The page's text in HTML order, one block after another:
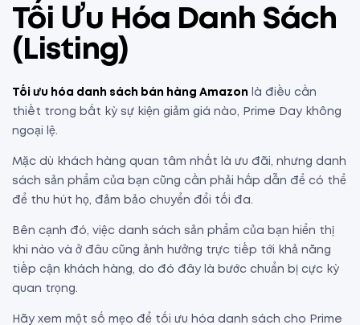
Tối Ưu Hóa Danh Sách
(Listing)
Tối ưu hóa danh sách bán hàng Amazon là điều cần
thiết trong bất kỳ sự kiện giảm giá nào, Prime Day không
ngoại lệ.
Mặc dù khách hàng quan tâm nhất là ưu đãi, nhưng danh
sách sản phẩm của bạn cũng cần phải hấp dẫn để có thể
để thu hút họ, đảm bảo chuyển đổi tối đa.
Bên cạnh đó, việc danh sách sản phẩm của bạn hiển thị
khi nào và ở đâu cũng ảnh hưởng trực tiếp tới khả năng
tiếp cận khách hàng, do đó đây là bước chuẩn bị cực kỳ
quan trọng.
Hãy xem một số mẹo để tối ưu hóa danh sách cho Prime